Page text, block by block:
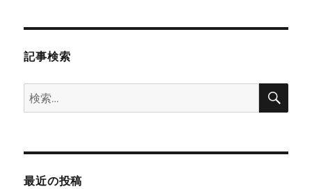
記事検索
検
索:
検
最近の投稿